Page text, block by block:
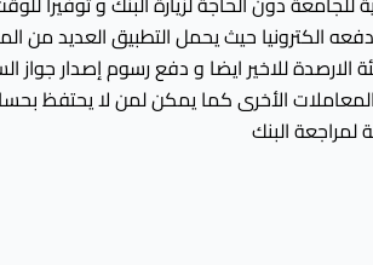
الكترونيا حيث يحمل التطبيق العديد من
الارصدة للاخير ايضا و دفع رسوم إصدار جواز
الأخرى كما يمكن لمن لا يحتفظ
البنك